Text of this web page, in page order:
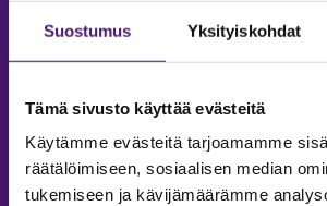
Suostumus Yksityiskohdat
Tämä sivusto käyttää evästeitä
Käytämme evästeitä tarjoamamme
räätälöimiseen, sosiaalisen median
tukemiseen ja kävijämäärämme